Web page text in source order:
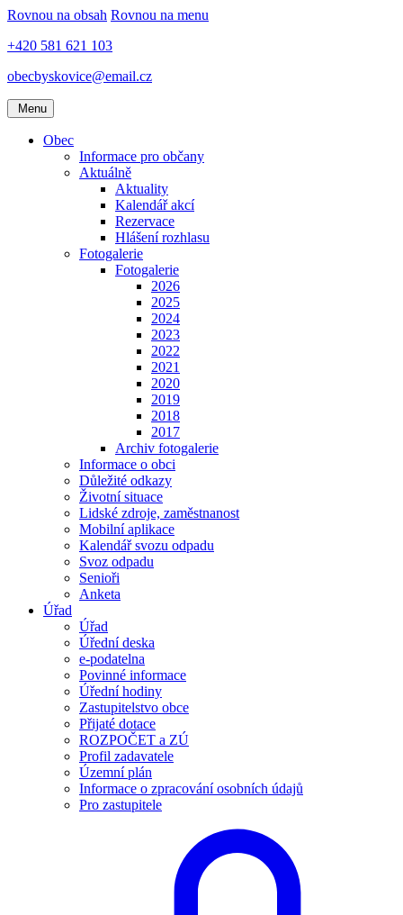
Rovnou na obsah Rovnou na menu
+420 581 621 103
obecbyskovice@email.cz
Menu
Obec
Informace pro občany
Aktuálně
Aktuality
Kalendář akcí
Rezervace
Hlášení rozhlasu
Fotogalerie
Fotogalerie
2026
2025
2024
2023
2022
2021
2020
2019
2018
2017
Archiv fotogalerie
Informace o obci
Důležité odkazy
Životní situace
Lidské zdroje, zaměstnanost
Mobilní aplikace
Kalendář svozu odpadu
Svoz odpadu
Senioři
Anketa
Úřad
Úřad
Úřední deska
e-podatelna
Povinné informace
Úřední hodiny
Zastupitelstvo obce
Přijaté dotace
ROZPOČET a ZÚ
Profil zadavatele
Územní plán
Informace o zpracování osobních údajů
Pro zastupitele